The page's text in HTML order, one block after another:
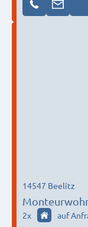
14547 Beelitz
2x auf